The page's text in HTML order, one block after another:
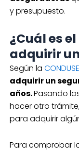
y presupuesto.
¿Cuál es
adquirir
Según la
adquirir un
años.Pasando
hacer otro
para adquirir
Para comprobar